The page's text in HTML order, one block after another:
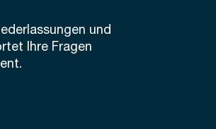
und
Ihre Fragen